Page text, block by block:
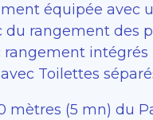
équipée avec
rangement des
intégrés
​​Toilettes
mètres (5 mn) du